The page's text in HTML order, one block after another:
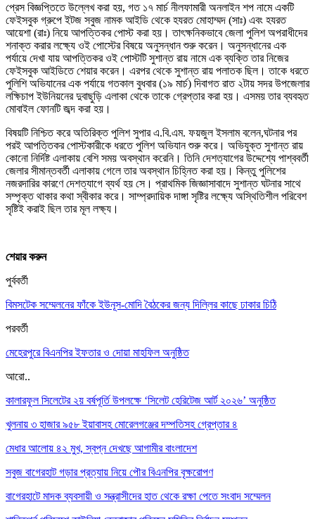
প্রেস বিজ্ঞপ্তিতে উল্লেখ করা হয়, গত ১৭ মার্চ নীলফামারী অনলাইন শপ নামে একটি
ফেইসবুক গ্রুপে ইটজ সবুজ নামক আইডি থেকে হযরত মোহাম্মদ (সাঃ) এবং হযরত
আয়েশা (রাঃ) নিয়ে আপত্তিকর পোস্ট করা হয়। তাৎক্ষনিকভাবে জেলা পুলিশ অপরাধীদের
শনাক্ত করার লক্ষ্যে ওই পোস্টের বিষয়ে অনুসন্ধান শুরু করেন। অনুসন্ধানের এক
পর্যায়ে দেখা যায় আপত্তিকর ওই পোস্টটি সুশান্ত রায় নামে এক ব্যক্তি তার নিজের
ফেইসবুক আইডিতে শেয়ার করেন। এরপর থেকে সুশান্ত রায় পলাতক ছিল। তাকে ধরতে
পুলিশি অভিযানের এক পর্যায়ে গতকাল বুধবার (১৯ মার্চ) দিবাগত রাত ২টায় সদর উপজেলার
লক্ষিচাপ ইউনিয়নের দুবাছুড়ি এলাকা থেকে তাকে গ্রেপ্তার করা হয়। এসময় তার ব্যবহৃত
মোবাইল ফোনটি জব্দ করা হয়।
বিষয়টি নিশ্চিত করে অতিরিক্ত পুলিশ সুপার এ.বি.এম. ফয়জুল ইসলাম বলেন,ঘটনার পর
পরই আপত্তিকর পোস্টকারীকে ধরতে পুলিশ অভিযান শুরু করে। অভিযুক্ত সুশান্ত রায়
কোনো নির্দিষ্ট এলাকায় বেশি সময় অবস্থান করেনি। তিনি দেশত্যাগের উদ্দেশ্যে পাশ্ববর্তী
জেলার সীমান্তবর্তী এলাকায় গেলে তার অবস্থান চিহ্নিত করা হয়। কিন্তু পুলিশের
নজরদারির কারণে দেশত্যাগে ব্যর্থ হয় সে। প্রাথমিক জিজ্ঞাসাবাদে সুশান্ত ঘটনার সাথে
সম্পৃক্ত থাকার কথা স্বীকার করে। সাম্প্রদায়িক দাঙ্গা সৃষ্টির লক্ষ্যে অস্থিতিশীল পরিবেশ
সৃষ্টিই করাই ছিল তার মূল লক্ষ্য।
শেয়ার করুন
পুর্ববর্তী
বিমসটেক সম্মেলনের ফাঁকে ইউনূস-মোদি বৈঠকের জন্য দিল্লির কাছে ঢাকার চিঠি
পরবর্তী
মেহেরপুরে বিএনপির ইফতার ও দোয়া মাহফিল অনুষ্ঠিত
আরো..
কালারফুল সিলেটের ২য় বর্ষপূর্তি উপলক্ষে ‘সিলেট হেরিটেজ আর্ট ২০২৬’ অনুষ্ঠিত
খুলনায় ৩ হাজার ৯৫৮ ইয়াবাসহ মোরেলগঞ্জের দম্পতিসহ গ্রেপ্তার ৪
মেধার আলোয় ৪২ মুখ, স্বপ্ন দেখছে আগামীর বাংলাদেশ
সবুজ বাগেরহাট গড়ার প্রত্যায় নিয়ে পৌর বিএনপির বৃক্ষরোপণ
বাগেরহাটে মাদক ব্যবসায়ী ও সন্ত্রাসীদের হাত থেকে রক্ষা পেতে সংবাদ সম্মেলন